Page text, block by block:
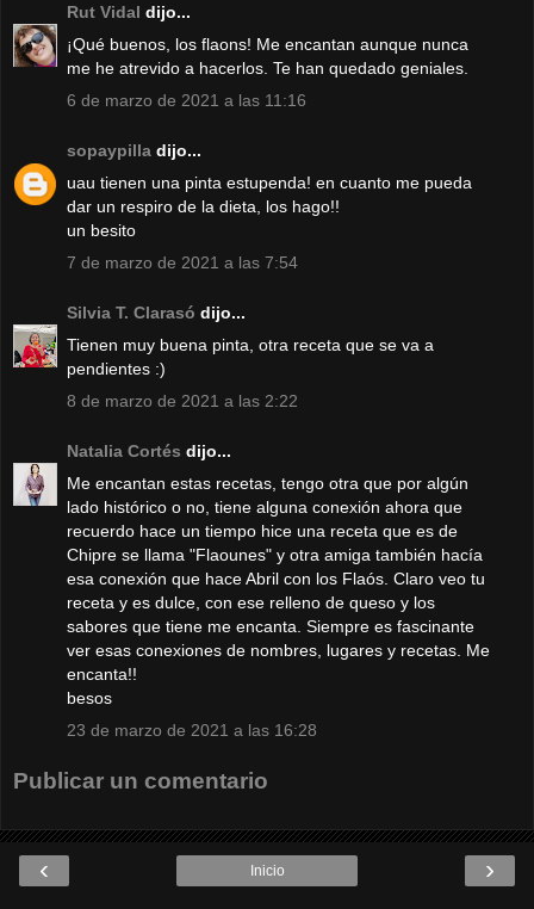
Rut Vidal dijo...
¡Qué buenos, los flaons! Me encantan aunque nunca
me he atrevido a hacerlos. Te han quedado geniales.
6 de marzo de 2021 a las 11:16
sopaypilla dijo...
uau tienen una pinta estupenda! en cuanto me pueda
dar un respiro de la dieta, los hago!!
un besito
7 de marzo de 2021 a las 7:54
Silvia T. Clarasó dijo...
Tienen muy buena pinta, otra receta que se va a
pendientes :)
8 de marzo de 2021 a las 2:22
Natalia Cortés dijo...
Me encantan estas recetas, tengo otra que por algún
lado histórico o no, tiene alguna conexión ahora que
recuerdo hace un tiempo hice una receta que es de
Chipre se llama "Flaounes" y otra amiga también hacía
esa conexión que hace Abril con los Flaós. Claro veo tu
receta y es dulce, con ese relleno de queso y los
sabores que tiene me encanta. Siempre es fascinante
ver esas conexiones de nombres, lugares y recetas. Me
encanta!!
besos
23 de marzo de 2021 a las 16:28
Publicar un comentario
‹ ›
Inicio